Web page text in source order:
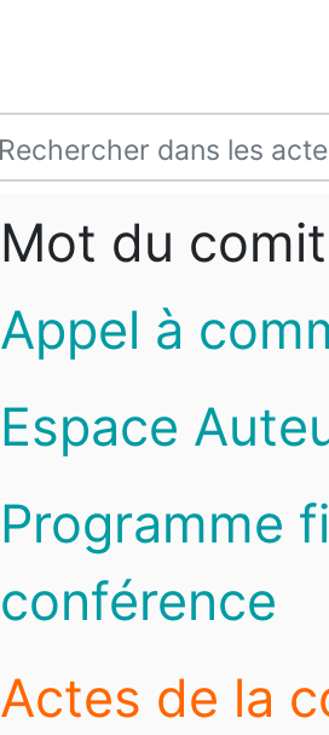
Mot du
Appel à
Espace
Programme
conférence
Actes de la